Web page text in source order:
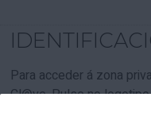
Para acceder á zona
Cl@ve. Pulse no logotipo